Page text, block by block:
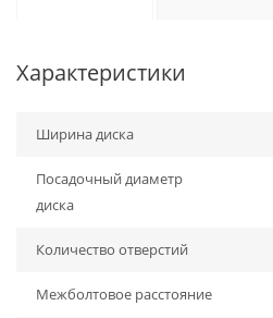
Характеристики
Ширина диска
Посадочный диаметр
диска
Количество отверстий
Межболтовое расстояние